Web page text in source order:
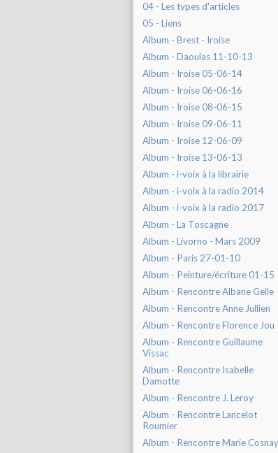
04 - Les types d'articles
05 - Liens
Album - Brest - Iroise
Album - Daoulas 11-10-13
Album - Iroise 05-06-14
Album - Iroise 06-06-16
Album - Iroise 08-06-15
Album - Iroise 09-06-11
Album - Iroise 12-06-09
Album - Iroise 13-06-13
Album - i-voix à la librairie
Album - i-voix à la radio 2014
Album - i-voix à la radio 2017
Album - La Toscagne
Album - Livorno - Mars 2009
Album - Paris 27-01-10
Album - Peinture/écriture 01-15
Album - Rencontre Albane Gelle
Album - Rencontre Anne Jullien
Album - Rencontre Florence Jou
Album - Rencontre Guillaume
Vissac
Album - Rencontre Isabelle
Damotte
Album - Rencontre J. Leroy
Album - Rencontre Lancelot
Roumier
Album - Rencontre Marie Cosnay